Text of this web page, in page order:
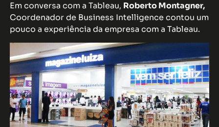
Em conversa com a Tableau, Roberto Montagner,
Coordenador de Business Intelligence contou um
pouco a experiência da empresa com a Tableau.